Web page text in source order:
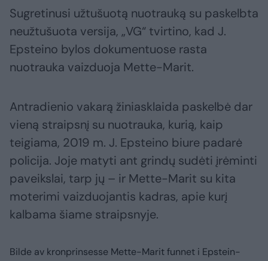
Sugretinusi užtušuotą nuotrauką su paskelbta
neužtušuota versija, „VG“ tvirtino, kad J.
Epsteino bylos dokumentuose rasta
nuotrauka vaizduoja Mette-Marit.
Antradienio vakarą žiniasklaida paskelbė dar
vieną straipsnį su nuotrauka, kurią, kaip
teigiama, 2019 m. J. Epsteino biure padarė
policija. Joje matyti ant grindų sudėti įrėminti
paveikslai, tarp jų – ir Mette-Marit su kita
moterimi vaizduojantis kadras, apie kurį
kalbama šiame straipsnyje.
Bilde av kronprinsesse Mette-Marit funnet i Epstein-